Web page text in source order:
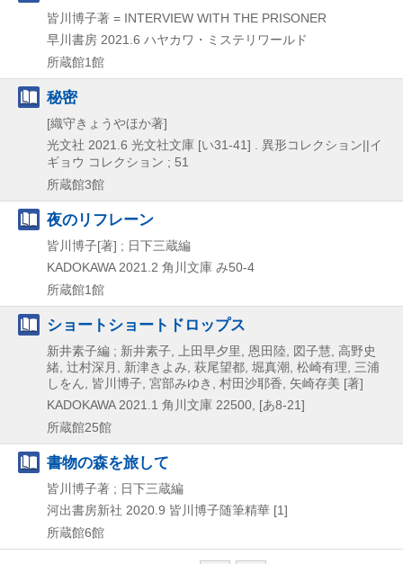
皆川博子著 = INTERVIEW WITH THE PRISONER
早川書房 2021.6 ハヤカワ・ミステリワールド
所蔵館1館
秘密
[織守きょうやほか著]
光文社 2021.6 光文社文庫 [い31-41] . 異形コレクション||イ
ギョウ コレクション ; 51
所蔵館3館
夜のリフレーン
皆川博子[著] ; 日下三蔵編
KADOKAWA 2021.2 角川文庫 み50-4
所蔵館1館
ショートショートドロップス
新井素子編 ; 新井素子, 上田早夕里, 恩田陸, 図子慧, 高野史
緒, 辻村深月, 新津きよみ, 萩尾望都, 堀真潮, 松崎有理, 三浦
しをん, 皆川博子, 宮部みゆき, 村田沙耶香, 矢崎存美 [著]
KADOKAWA 2021.1 角川文庫 22500, [あ8-21]
所蔵館25館
書物の森を旅して
皆川博子著 ; 日下三蔵編
河出書房新社 2020.9 皆川博子随筆精華 [1]
所蔵館6館